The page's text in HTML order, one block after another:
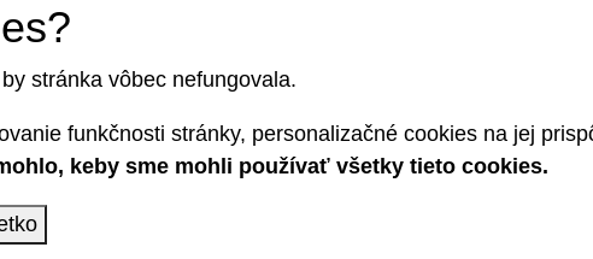
stránka vôbec nefungovala.
funkčnosti stránky, personalizačné cookies na jej
keby sme mohli používať všetky tieto cookies.